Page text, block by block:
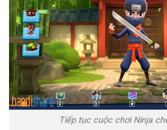
Tiếp tục cuộc chơi Ninja